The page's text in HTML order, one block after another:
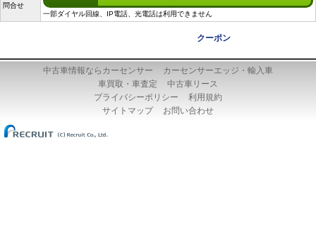
問合せ
一部ダイヤル回線、IP電話、光電話は利用できません
クーポン
中古車情報ならカーセンサー
カーセンサーエッジ・輸入車
車買取・車査定
中古車リース
プライバシーポリシー
利用規約
サイトマップ
お問い合わせ